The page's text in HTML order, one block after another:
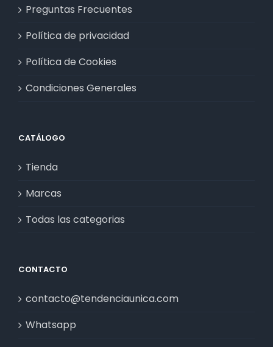
Preguntas Frecuentes
Política de privacidad
Política de Cookies
Condiciones Generales
CATÁLOGO
Tienda
Marcas
Todas las categorias
CONTACTO
contacto@tendenciaunica.com
Whatsapp